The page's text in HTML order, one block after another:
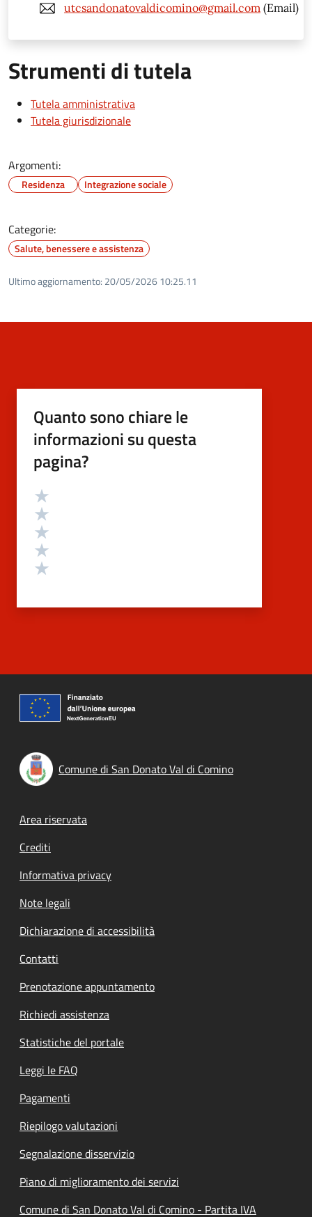
utcsandonatovaldicomino@gmail.com (Email)
Strumenti di tutela
Tutela amministrativa
Tutela giurisdizionale
Argomenti:
Residenza Integrazione sociale
Categorie:
Salute, benessere e assistenza
Ultimo aggiornamento: 20/05/2026 10:25.11
Quanto sono chiare le
informazioni su questa
pagina?
Valutazione
Comune di San Donato Val di Comino
Footer menu
Area riservata
Crediti
Informativa privacy
Note legali
Dichiarazione di accessibilità
Contatti
Prenotazione appuntamento
Richiedi assistenza
Statistiche del portale
Leggi le FAQ
Pagamenti
Riepilogo valutazioni
Segnalazione disservizio
Piano di miglioramento dei servizi
Comune di San Donato Val di Comino - Partita IVA